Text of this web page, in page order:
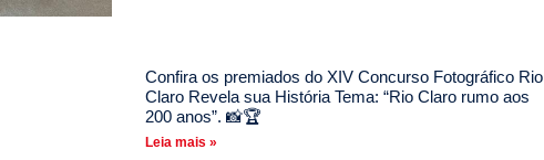
Confira os premiados do XIV Concurso Fotográfico Rio
Claro Revela sua História Tema: “Rio Claro rumo aos
200 anos”. 📸🏆
Leia mais »